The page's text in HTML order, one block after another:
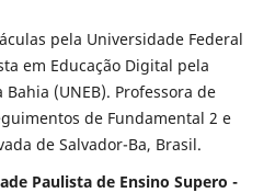
pela Universidade Federal
em Educação Digital pela
(UNEB). Professora de
de Fundamental 2 e
de Salvador-Ba, Brasil.
Paulista de Ensino Supero -